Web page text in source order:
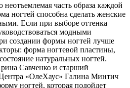
часть образа каждой
ногтей способна сделать женские
Если при выборе оттенка
модными
создании формы ногтей лучше
форма ногтевой пластины,
натуральных ногтей.
Савченко и старший
«ОлеХаус» Галина Минтич
ногтей, которая подойдет